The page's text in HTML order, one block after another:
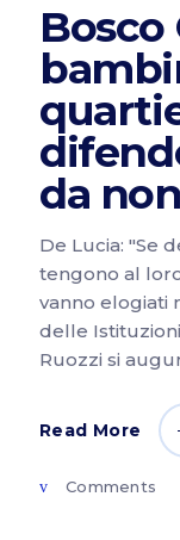
Bosco
da
De Lucia: "Se
tengono al
vanno elogiati
delle
Ruozzi si
Read More
Comments